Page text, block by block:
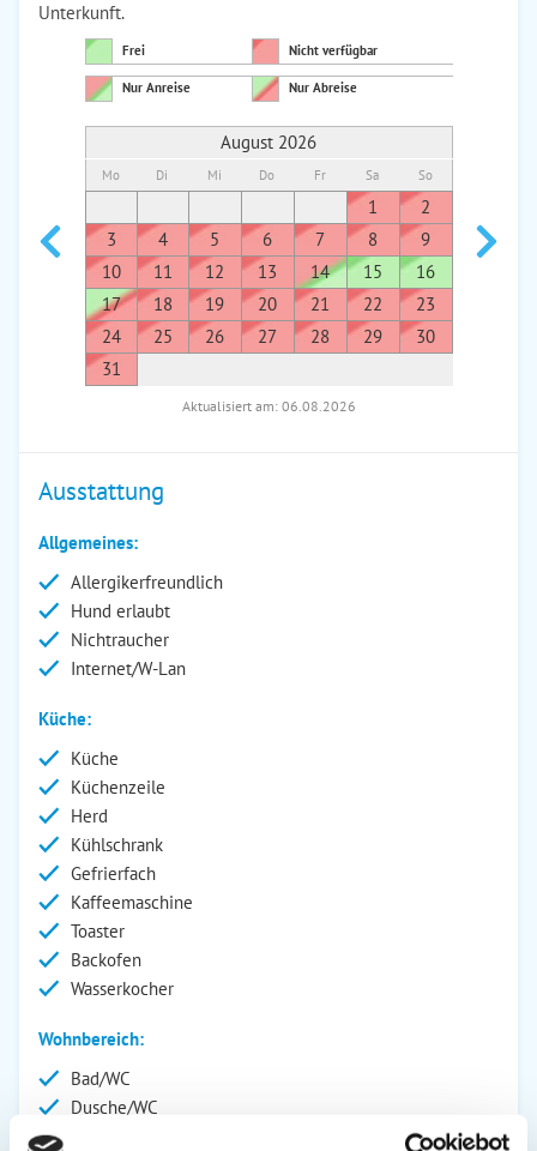
Unterkunft.
Frei Nicht verfügbar
Nur Anreise Nur Abreise
August 2026
Mo Di Mi Do Fr Sa So
1
2
3
4 5 6 7 8
9
10
11 12 13 14 15
16
17
18 19 20 21 22
23
24
25 26 27 28 29
30
31
7
Aktualisiert am: 06.08.2026
Ausstattung
Allgemeines:
Allergikerfreundlich
Hund erlaubt
Nichtraucher
Internet/W-Lan
Küche:
Küche
Küchenzeile
Herd
Kühlschrank
Gefrierfach
Kaffeemaschine
Toaster
Backofen
Wasserkocher
Wohnbereich:
Bad/WC
Dusche/WC